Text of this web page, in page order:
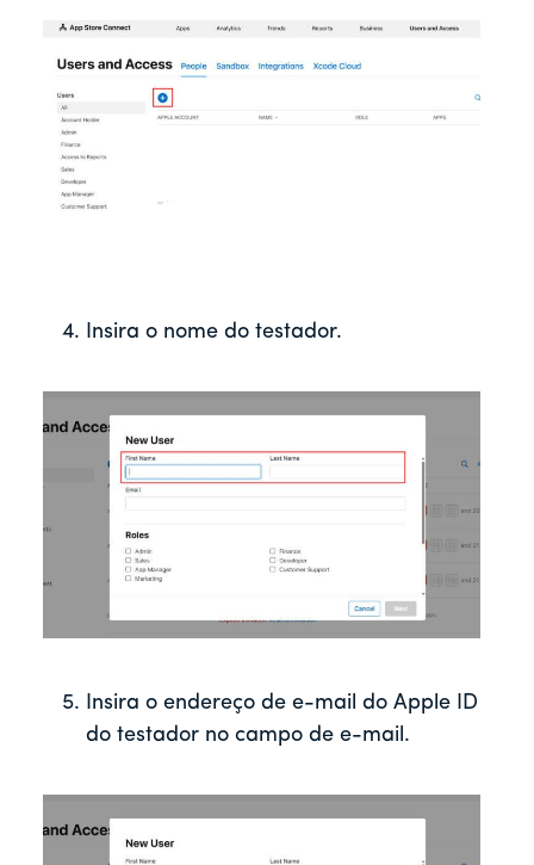
Insira o nome do testador.
Insira o endereço de e-mail do Apple ID
do testador no campo de e-mail.